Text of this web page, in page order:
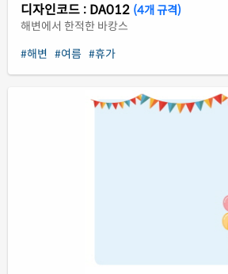
디자인코드 : DA012 (4개 규격)
해변에서 한적한 바캉스
#해변
#여름 #휴가